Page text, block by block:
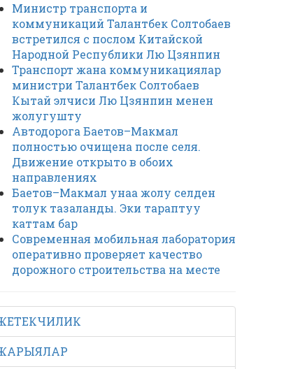
Министр транспорта и
коммуникаций Талантбек Солтобаев
встретился с послом Китайской
Народной Республики Лю Цзянпин
Транспорт жана коммуникациялар
министри Талантбек Солтобаев
Кытай элчиси Лю Цзянпин менен
жолугушту
Автодорога Баетов–Макмал
полностью очищена после селя.
Движение открыто в обоих
направлениях
Баетов–Макмал унаа жолу селден
толук тазаланды. Эки тараптуу
каттам бар
Современная мобильная лаборатория
оперативно проверяет качество
дорожного строительства на месте